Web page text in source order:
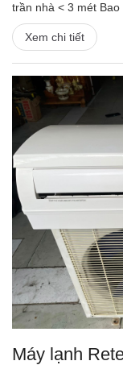
trần nhà < 3 mét
Xem chi tiết
Máy lạnh